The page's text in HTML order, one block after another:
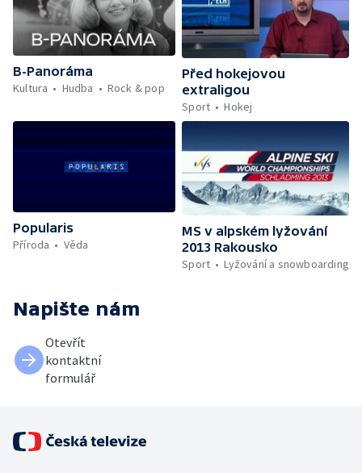
B-Panoráma
Kultura
Hudba Rock & pop
Před hokejovou
extraligou
Sport
Hokej
Popularis
Příroda
Věda
MS v alpském lyžování
2013 Rakousko
Sport
Lyžování a snowboarding
Napište nám
Otevřít
kontaktní
formulář